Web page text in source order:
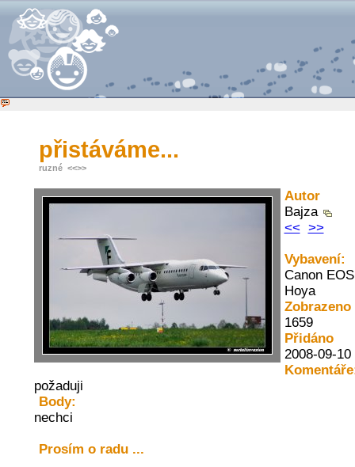
přistáváme...
ruzné <<>>
Autor
Bajza
<< >>
Vybavení:
Canon
Hoya
Zobrazeno
1659
Přidáno
2008-09-10
požaduji
Body:
nechci
Prosím o radu ...